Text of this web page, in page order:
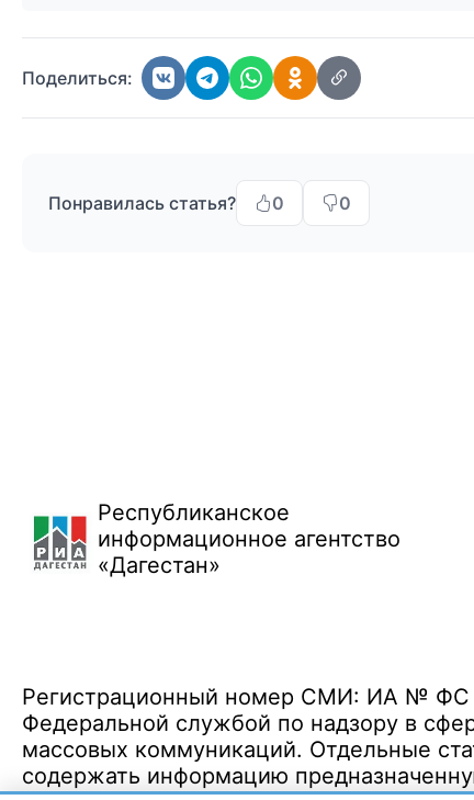
Поделиться:
Понравилась статья? 0 0
Республиканское
информационное агентство
«Дагестан»
Регистрационный номер СМИ: ИА № ФС
Федеральной службой по надзору в
массовых коммуникаций. Отдельные
содержать информацию